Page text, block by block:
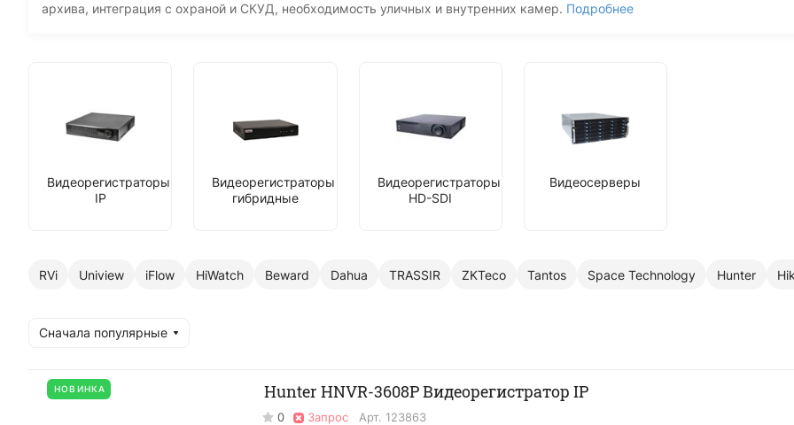
архива, интеграция с охраной и СКУД, необходимость уличных и внутренних камер. Подробнее
Видеорегистраторы
IP
Видеорегистраторы
гибридные
Видеорегистраторы
HD-SDI
Видеосерверы
RVi Uniview iFlow HiWatch Beward Dahua TRASSIR ZKTeco Tantos Space Technology Hunter
Сначала популярные
НОВИНКА Hunter HNVR-3608P Видеорегистратор IP
0 Запрос Арт. 123863